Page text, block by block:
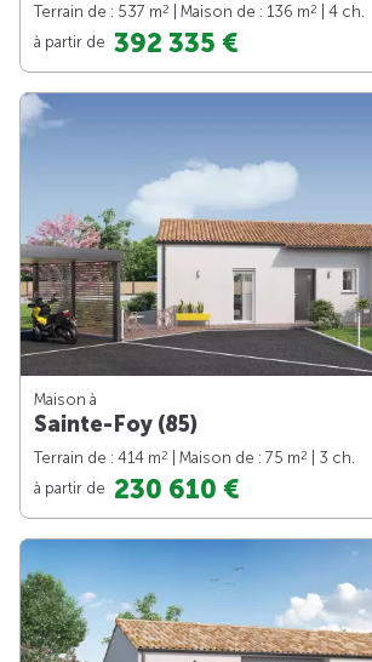
Terrain de : 537 m2 | Maison de : 136 m2
| 4 ch.
à partir de 392 335 €
Maison à
Sainte-Foy (85)
Terrain de : 414 m2 | Maison de : 75 m2
| 3 ch.
à partir de 230 610 €